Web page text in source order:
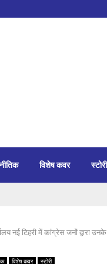
विशेष कवर स्टोरी
नई टिहरी में कांग्रेस जनों द्वारा उनके
विशेष कवर स्टोरी